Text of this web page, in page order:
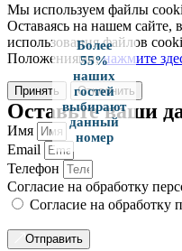
Более
55%
наших
гостей
выбирают
данный
номер
Мы используем файлы
Оставаясь на нашем сайте,
использования файлов
Положениями,нажмите
Принять Отклонить
Оставьте ваши
Имя
Email
Телефон
Согласие на обработку
Согласие на обработку
Отправить